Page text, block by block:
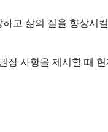
고 삶의 질을 향상
사항을 제시할 때